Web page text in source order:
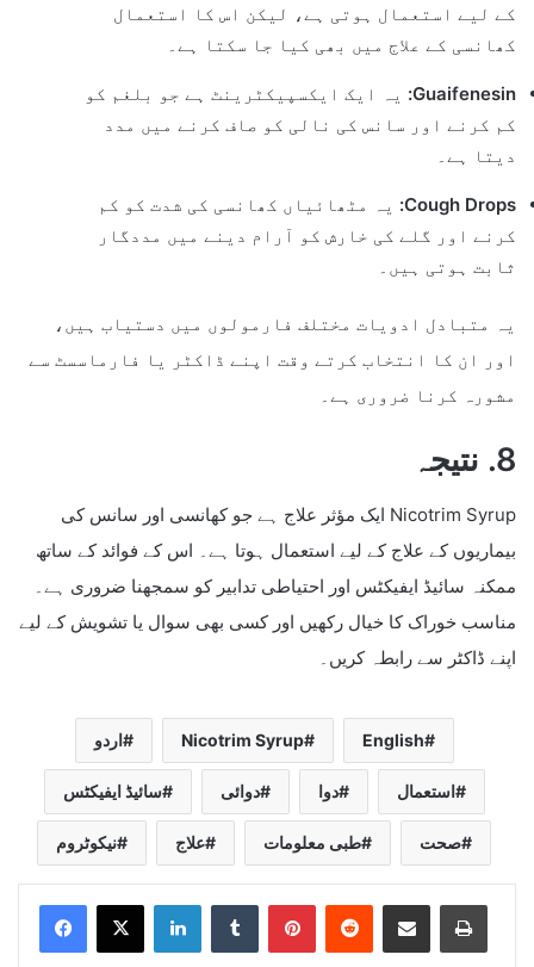
کے لیے استعمال ہوتی ہے، لیکن اس کا استعمال
کھانسی کے علاج میں بھی کیا جا سکتا ہے۔
Guaifenesin:
یہ ایک ایکسپیکٹرینٹ ہے جو بلغم کو
کم کرنے اور سانس کی نالی کو صاف کرنے میں مدد
دیتا ہے۔
Cough Drops:
یہ مٹھائیاں کھانسی کی شدت کو کم
کرنے اور گلے کی خارش کو آرام دینے میں مددگار
ثابت ہوتی ہیں۔
یہ متبادل ادویات مختلف فارمولوں میں دستیاب ہیں،
اور ان کا انتخاب کرتے وقت اپنے ڈاکٹر یا فارماسسٹ سے
مشورہ کرنا ضروری ہے۔
8. نتیجہ
Nicotrim Syrup ایک مؤثر علاج ہے جو کھانسی اور سانس کی
بیماریوں کے علاج کے لیے استعمال ہوتا ہے۔ اس کے فوائد کے ساتھ
ممکنہ سائیڈ ایفیکٹس اور احتیاطی تدابیر کو سمجھنا ضروری ہے۔
مناسب خوراک کا خیال رکھیں اور کسی بھی سوال یا تشویش کے لیے
اپنے ڈاکٹر سے رابطہ کریں۔
English
Nicotrim Syrup اردو
استعمال دوا دوائی سائیڈ ایفیکٹس
صحت طبی معلومات علاج نیکوٹروم
LinkedInTumblr PinterestReddit Share via Email Print